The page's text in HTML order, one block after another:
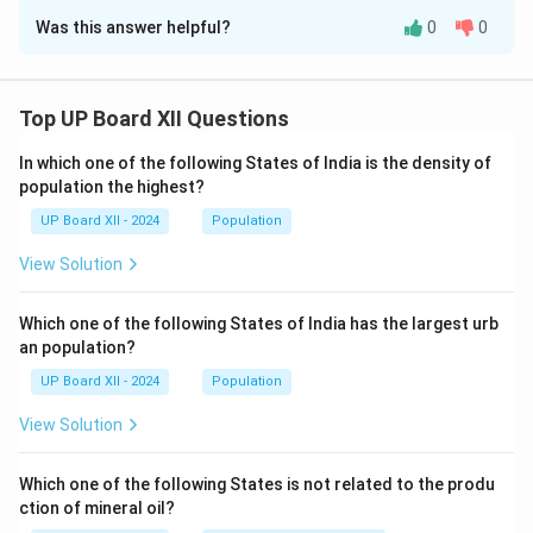
इस पद्यांश मेंश्रृंगार रसकी प्रधानता है, जिसमें विप्रलंभ श्रृंगार
(विरह
Download Solution in PDF
Was this answer helpful? 0 0
Top UP Board XII Questions
In which one of the following States of India is the density of
population the highest?
UP Board XII - 2024 Population
View Solution
Which one of the following States of India has the largest urb
an population?
UP Board XII - 2024 Population
View Solution
Which one of the following States is not related to the produ
ction of mineral oil?